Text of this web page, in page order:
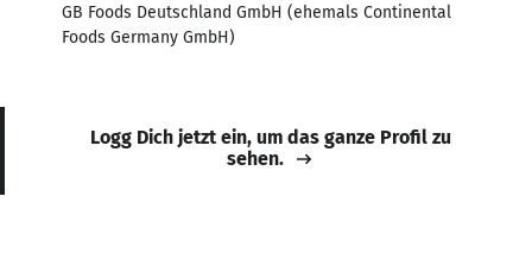
GB Foods Deutschland GmbH (ehemals Continental
Foods Germany GmbH)
Logg Dich jetzt ein, um das ganze Profil zu
sehen.